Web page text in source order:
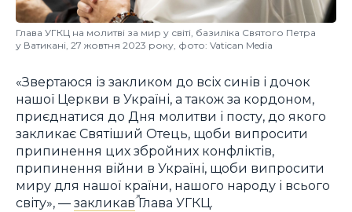
Глава УГКЦ на молитві за мир у світі, базиліка Святого Петра
у Ватикані, 27 жовтня 2023 року, фото: Vatican Media
«Звертаюся із закликом до всіх синів і дочок
нашої Церкви в Україні, а також за кордоном,
приєднатися до Дня молитви і посту, до якого
закликає Святіший Отець, щоби випросити
припинення цих збройних конфліктів,
припинення війни в Україні, щоби випросити
миру для нашої країни, нашого народу і всього
світу», — закликавГлава УГКЦ.